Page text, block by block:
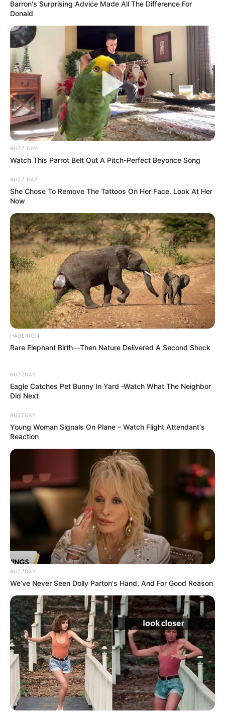
Barron's Surprising Advice Made All The Difference For
Donald
BUZZ DAY
Watch This Parrot Belt Out A Pitch-Perfect Beyonce Song
BUZZ DAY
She Chose To Remove The Tattoos On Her Face. Look At Her
Now
HABERION
Rare Elephant Birth—Then Nature Delivered A Second Shock
BUZZDAY
Eagle Catches Pet Bunny In Yard -Watch What The Neighbor
Did Next
BUZZDAY
Young Woman Signals On Plane – Watch Flight Attendant's
Reaction
BUZZDAY
We’ve Never Seen Dolly Parton's Hand, And For Good Reason